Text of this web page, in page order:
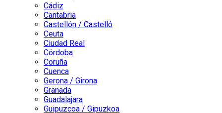
Cádiz
Cantabria
Castellón / Castelló
Ceuta
Ciudad Real
Córdoba
Coruña
Cuenca
Gerona / Girona
Granada
Guadalajara
Guipuzcoa / Gipuzkoa